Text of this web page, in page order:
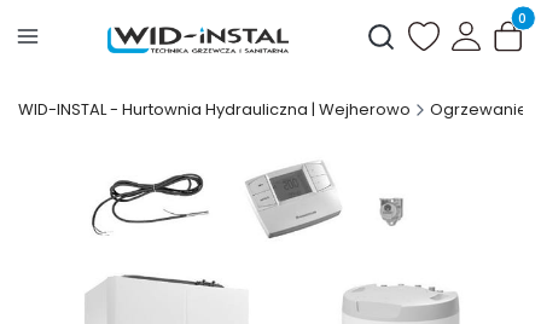
Otwórz
WID-INSTAL - Hurtownia Hydrauliczna | Wejherowo Ogrzewanie